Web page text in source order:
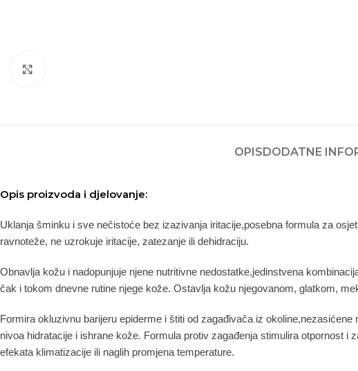
OPISDODATNE
Opis proizvoda i djelovanje:
Uklanja šminku i sve nečistoće bez izazivanja iritacije,posebna formula za
ravnoteže, ne uzrokuje iritacije, zatezanje ili dehidraciju.
Obnavlja kožu i nadopunjuje njene nutritivne nedostatke,jedinstvena
čak i tokom dnevne rutine njege kože. Ostavlja kožu njegovanom, glatkom,
Formira okluzivnu barijeru epiderme i štiti od zagađivača iz
nivoa hidratacije i ishrane kože. Formula protiv zagađenja stimulira otpornost
efekata klimatizacije ili naglih promjena temperature.